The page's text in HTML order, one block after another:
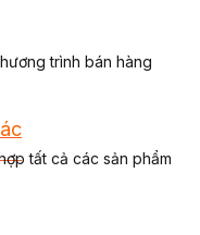
trình bán hàng
tất cả các sản phẩm